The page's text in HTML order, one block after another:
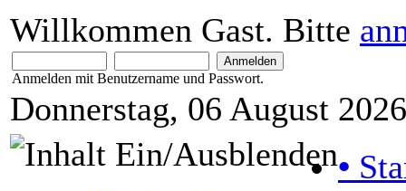
Willkommen Gast. Bitte
Anmelden mit Benutzername und Passwort.
Donnerstag, 06 August
•